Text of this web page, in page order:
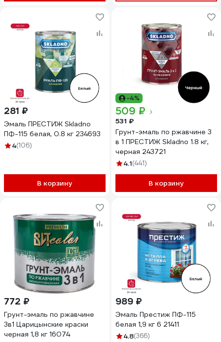
281 ₽
Эмаль ПРЕСТИЖ Skladno
ПФ-115 белая, 0.8 кг 234693
4(106)
В корзину
-4%
509 ₽
531 ₽
Грунт-эмаль по ржавчине 3
в 1 ПРЕСТИЖ Skladno 1.8 кг,
черная 243721
4.1(441)
В корзину
772 ₽
Грунт-эмаль по ржавчине
3в1 Царицынские краски
черная 1,8 кг 16074
989 ₽
Эмаль Престиж ПФ-115
белая 1,9 кг 6 21411
4.8(366)